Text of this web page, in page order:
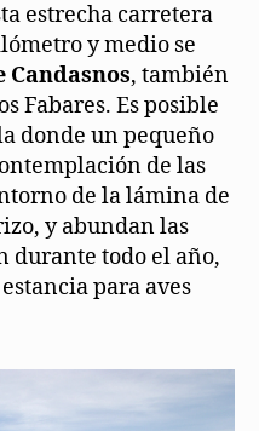
estrecha carretera
y medio se
Candasnos, también
Fabares. Es posible
donde un pequeño
de las
de la lámina de
y abundan las
durante todo el año,
para aves